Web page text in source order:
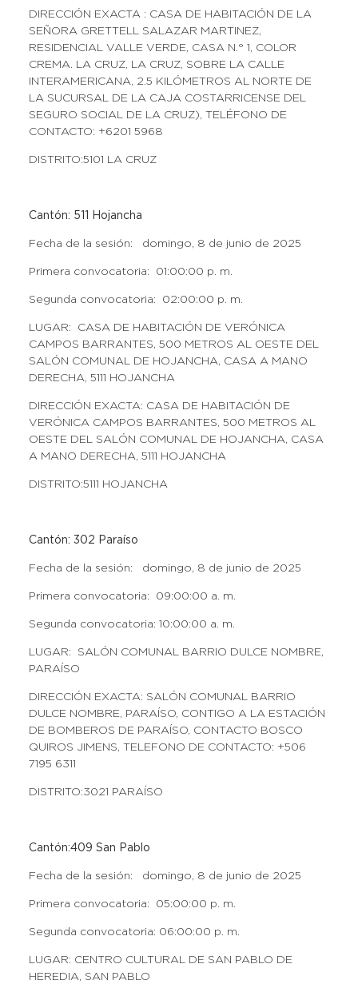
DIRECCIÓN EXACTA : CASA DE HABITACIÓN DE LA
SEÑORA GRETTELL SALAZAR MARTINEZ,
RESIDENCIAL VALLE VERDE, CASA N.° 1, COLOR
CREMA. LA CRUZ, LA CRUZ, SOBRE LA CALLE
INTERAMERICANA, 2.5 KILÓMETROS AL NORTE DE
LA SUCURSAL DE LA CAJA COSTARRICENSE DEL
SEGURO SOCIAL DE LA CRUZ), TELÉFONO DE
CONTACTO: +6201 5968
DISTRITO:5101 LA CRUZ
Cantón: 511 Hojancha
Fecha de la sesión: domingo, 8 de junio de 2025
Primera convocatoria: 01:00:00 p. m.
Segunda convocatoria: 02:00:00 p. m.
LUGAR: CASA DE HABITACIÓN DE VERÓNICA
CAMPOS BARRANTES, 500 METROS AL OESTE DEL
SALÓN COMUNAL DE HOJANCHA, CASA A MANO
DERECHA, 5111 HOJANCHA
DIRECCIÓN EXACTA: CASA DE HABITACIÓN DE
VERÓNICA CAMPOS BARRANTES, 500 METROS AL
OESTE DEL SALÓN COMUNAL DE HOJANCHA, CASA
A MANO DERECHA, 5111 HOJANCHA
DISTRITO:5111 HOJANCHA
Cantón: 302 Paraíso
Fecha de la sesión: domingo, 8 de junio de 2025
Primera convocatoria: 09:00:00 a. m.
Segunda convocatoria: 10:00:00 a. m.
LUGAR: SALÓN COMUNAL BARRIO DULCE NOMBRE,
PARAÍSO
DIRECCIÓN EXACTA: SALÓN COMUNAL BARRIO
DULCE NOMBRE, PARAÍSO, CONTIGO A LA ESTACIÓN
DE BOMBEROS DE PARAÍSO, CONTACTO BOSCO
QUIROS JIMENS, TELEFONO DE CONTACTO: +506
7195 6311
DISTRITO:3021 PARAÍSO
Cantón:409 San Pablo
Fecha de la sesión: domingo, 8 de junio de 2025
Primera convocatoria: 05:00:00 p. m.
Segunda convocatoria: 06:00:00 p. m.
LUGAR: CENTRO CULTURAL DE SAN PABLO DE
HEREDIA, SAN PABLO